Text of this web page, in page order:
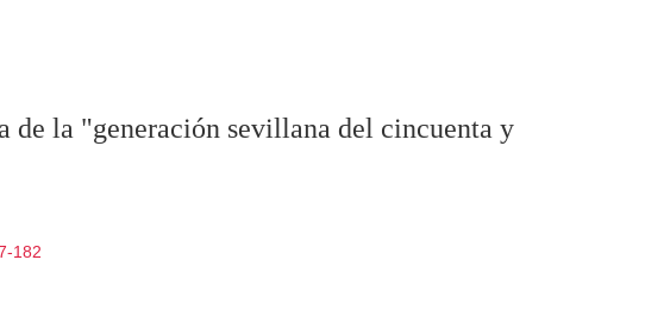
de la "generación sevillana del cincuenta y
182